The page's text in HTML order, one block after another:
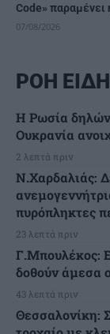
Code» παραμένει
07/08/2026
ΡΟΗ
Η Ρωσία
Ουκρανία
2 λεπτά πριν
Ν.Χαρδαλιάς:
πυρόπληκτες
23 λεπτά πριν
Γ.Μπουλέκος:
δοθούν άμεσα
43 λεπτά πριν
Θεσσαλονίκη: